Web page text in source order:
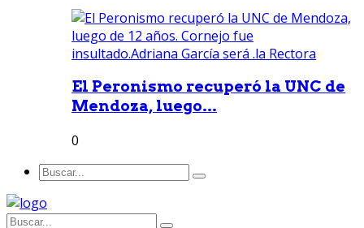
El Peronismo recuperó la UNC de
Mendoza, luego...
0